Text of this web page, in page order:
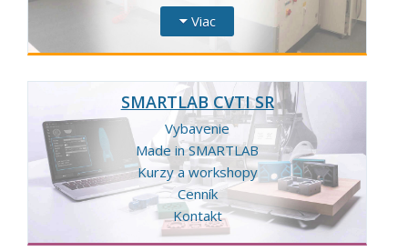
Viac
SMARTLAB CVTI SR
Vybavenie
Made in SMARTLAB
Kurzy a workshopy
Cenník
Kontakt